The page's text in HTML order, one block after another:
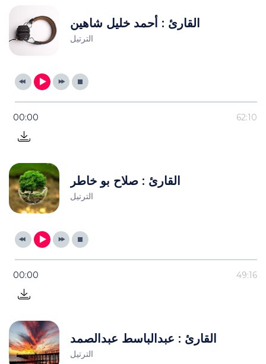
القارئ : أحمد خليل شاهين
الترتيل
00:00 62:10
القارئ : صلاح بو خاطر
الترتيل
00:00 49:16
القارئ : عبدالباسط عبدالصمد
الترتيل